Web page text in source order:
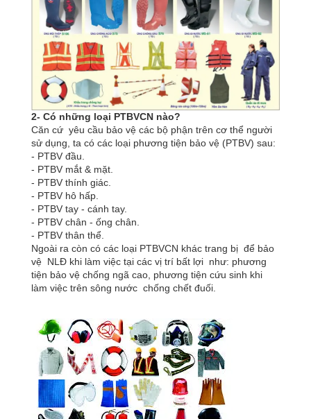
2- Có những loại PTBVCN nào?
Căn cứ yêu cầu bảo vệ các bộ phận trên cơ thể người
sử dụng, ta có các loại phương tiện bảo vệ (PTBV) sau:
- PTBV đầu.
- PTBV mắt & mặt.
- PTBV thính giác.
- PTBV hô hấp.
- PTBV tay - cánh tay.
- PTBV chân - ống chân.
- PTBV thân thể.
Ngoài ra còn có các loại PTBVCN khác trang bị để bảo
vệ NLĐ khi làm việc tại các vị trí bất lợi như: phương
tiện bảo vệ chống ngã cao, phương tiện cứu sinh khi
làm việc trên sông nước chống chết đuối.